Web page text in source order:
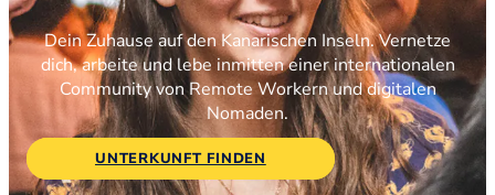
Dein Zuhause auf den Kanarischen Inseln. Vernetze
dich, arbeite und lebe inmitten einer internationalen
Community von Remote Workern und digitalen
Nomaden.
UNTERKUNFT FINDEN